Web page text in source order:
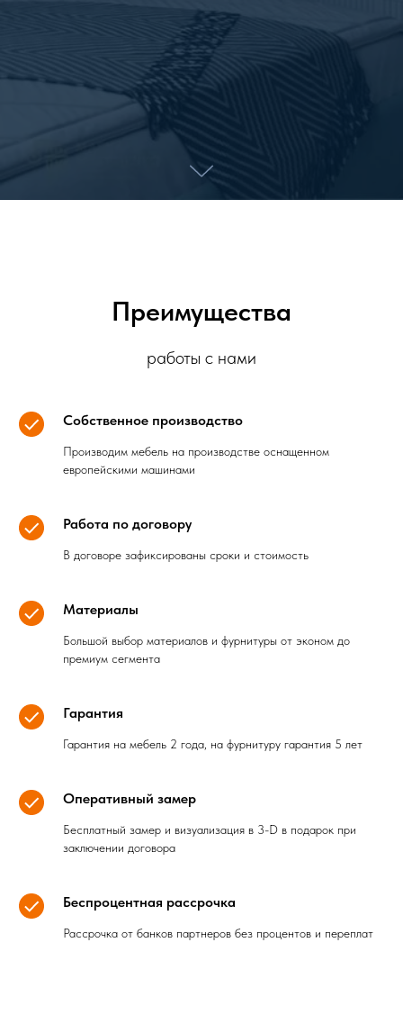
Преимущества
работы с нами
Собственное производство
Производим мебель на производстве оснащенном
европейскими машинами
Работа по договору
В договоре зафиксированы сроки и стоимость
Материалы
Большой выбор материалов и фурнитуры от эконом до
премиум сегмента
Гарантия
Гарантия на мебель 2 года, на фурнитуру гарантия 5 лет
Оперативный замер
Бесплатный замер и визуализация в 3-D в подарок при
заключении договора
Беспроцентная рассрочка
Рассрочка от банков партнеров без процентов и переплат